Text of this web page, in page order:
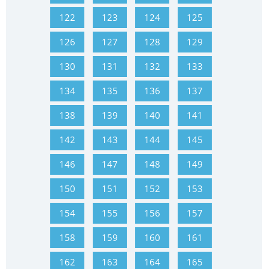
122 123 124 125
126 127 128 129
130 131 132 133
134 135 136 137
138 139 140 141
142 143 144 145
146 147 148 149
150 151 152 153
154 155 156 157
158 159 160 161
162 163 164 165